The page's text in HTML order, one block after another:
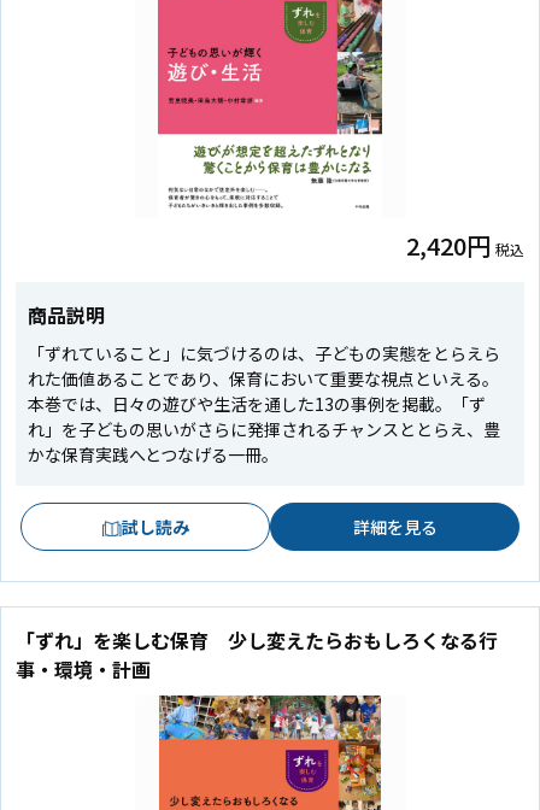
2,420円 税込
商品説明
「ずれていること」に気づけるのは、子どもの実態をとらえら
れた価値あることであり、保育において重要な視点といえる。
本巻では、日々の遊びや生活を通した13の事例を掲載。「ず
れ」を子どもの思いがさらに発揮されるチャンスととらえ、豊
かな保育実践へとつなげる一冊。
試し読み 詳細を見る
「ずれ」を楽しむ保育 少し変えたらおもしろくなる行
事・環境・計画